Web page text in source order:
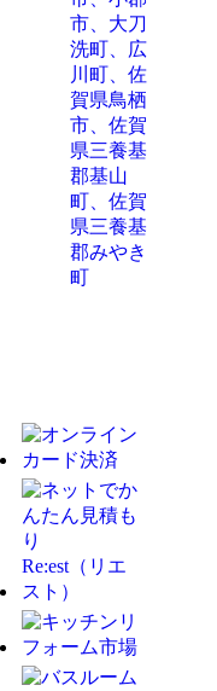
市、大刀
洗町、広
川町、佐
賀県鳥栖
市、佐賀
県三養基
郡基山
町、佐賀
県三養基
郡みやき
町